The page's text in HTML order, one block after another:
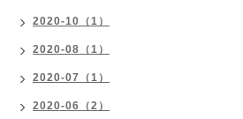
2020-10（1）
2020-08（1）
2020-07（1）
2020-06（2）